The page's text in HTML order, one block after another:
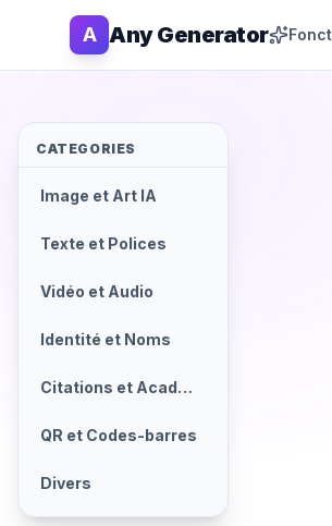
A Any Generator
CATEGORIES
Image et Art IA
Texte et Polices
Vidéo et Audio
Identité et Noms
Citations et Académique
QR et Codes-barres
Divers